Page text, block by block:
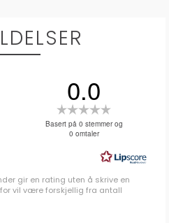
5 av 5 mulige
4 av 5 mulige
3 av 5 mulige
2 av 5 mulige
1 av 5 mulige
0.0
0.0
5
mulige
Basert på 0 stemmer og
0 omtaler
gir en rating uten å skrive en
vil være forskjellig fra antall